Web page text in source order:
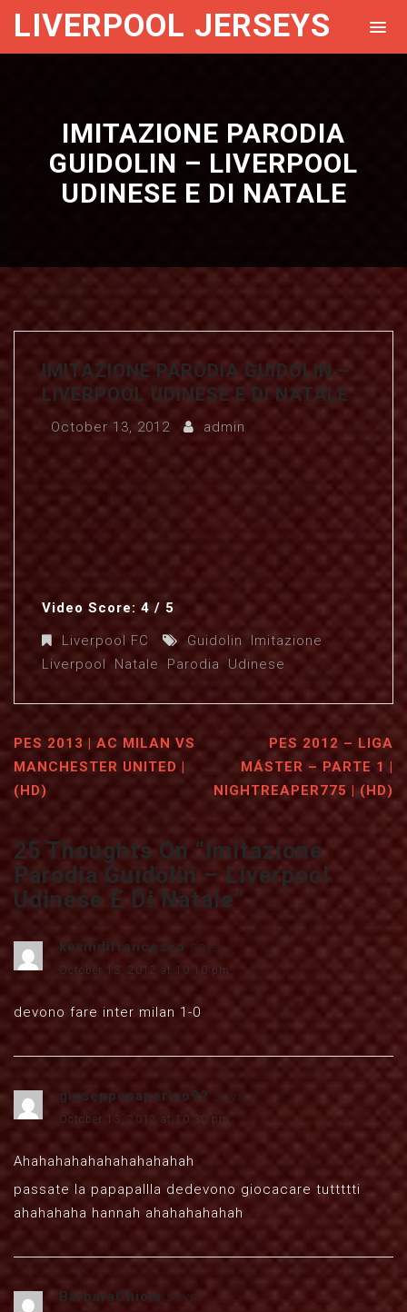
LIVERPOOL JERSEYS
IMITAZIONE PARODIA
GUIDOLIN – LIVERPOOL
UDINESE E DI NATALE
IMITAZIONE PARODIA GUIDOLIN –
LIVERPOOL UDINESE E DI NATALE
October 13, 2012 admin
Video Score: 4 / 5
Liverpool FC
Guidolin, Imitazione,
Liverpool, Natale, Parodia, Udinese
PES 2013 | AC MILAN VS
MANCHESTER UNITED |
(HD)
PES 2012 – LIGA
MÁSTER – PARTE 1 |
NIGHTREAPER775 | (HD)
25 Thoughts On “ Imitazione
Parodia Guidolin – Liverpool
Udinese E Di Natale”
kevindifrancesco says:
October 13, 2012 at 10:10 pm
devono fare inter milan 1-0
giuseppepaperino92 says:
October 13, 2012 at 10:30 pm
Ahahahahahahahahahahah
passate la papapallla dedevono giocacare tuttttti
ahahahaha hannah ahahahahahah
BarbaraChiola says: